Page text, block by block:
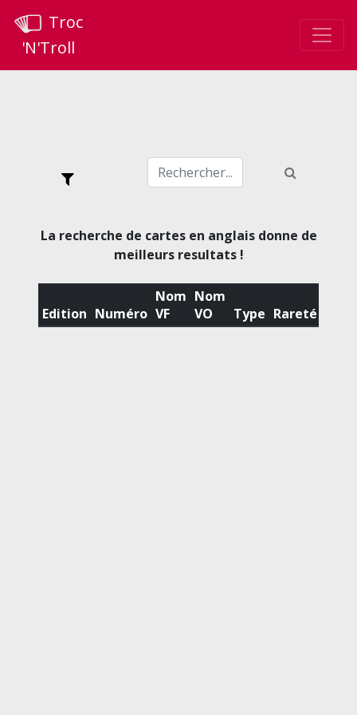
Troc
'N'Troll
La recherche de cartes en anglais donne de
meilleurs resultats !
Edition Numéro
Nom
VF
Nom
VO
Type Rareté